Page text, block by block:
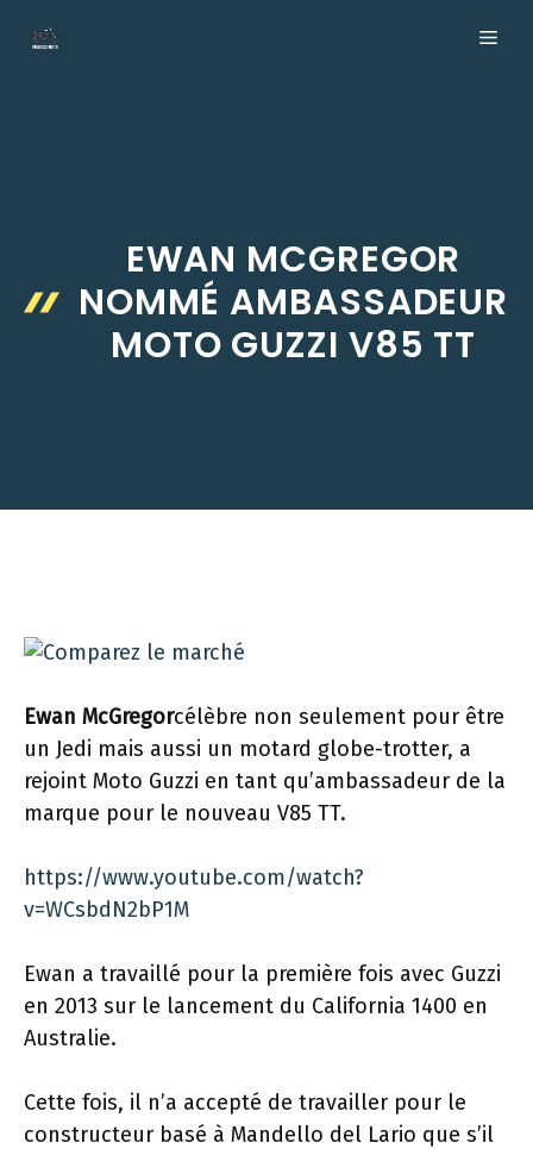
EWAN MCGREGOR
NOMMÉ AMBASSADEUR
MOTO GUZZI V85 TT
Ewan McGregorcélèbre non seulement pour être
un Jedi mais aussi un motard globe-trotter, a
rejoint Moto Guzzi en tant qu’ambassadeur de la
marque pour le nouveau V85 TT.
https://www.youtube.com/watch?
v=WCsbdN2bP1M
Ewan a travaillé pour la première fois avec Guzzi
en 2013 sur le lancement du California 1400 en
Australie.
Cette fois, il n’a accepté de travailler pour le
constructeur basé à Mandello del Lario que s’il